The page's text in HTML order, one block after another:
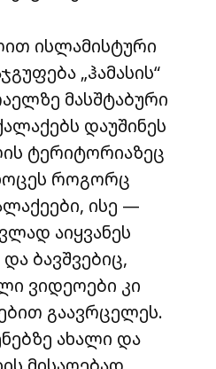
ისლამისტური
„ჰამასის“
მასშტაბური
დაუშინეს
ტერიტორიაზეც
როგორც
ისე —
აიყვანეს
ბავშვებიც,
ვიდეოები კი
გაავრცელეს.
ახალი და